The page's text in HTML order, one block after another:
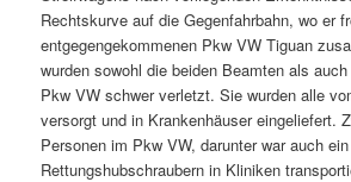
Rechtskurve auf die Gegenfahrbahn, wo er
entgegengekommenen Pkw VW Tiguan
wurden sowohl die beiden Beamten als
Pkw VW schwer verletzt. Sie wurden alle
versorgt und in Krankenhäuser eingeliefert.
Personen im Pkw VW, darunter war auch
Rettungshubschraubern in Kliniken